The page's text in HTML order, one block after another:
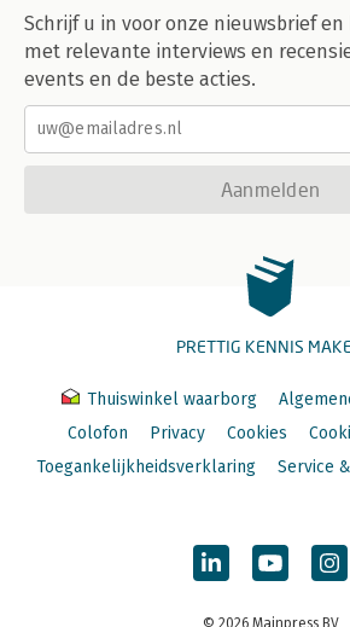
Schrijf u in voor onze nieuwsbrief
met relevante interviews en
events en de beste acties.
Aanmelden
PRETTIG KENNIS
Thuiswinkel waarborg
Colofon
Privacy Cookies
Toegankelijkheidsverklaring
Service
© 2026 Mainpress BV